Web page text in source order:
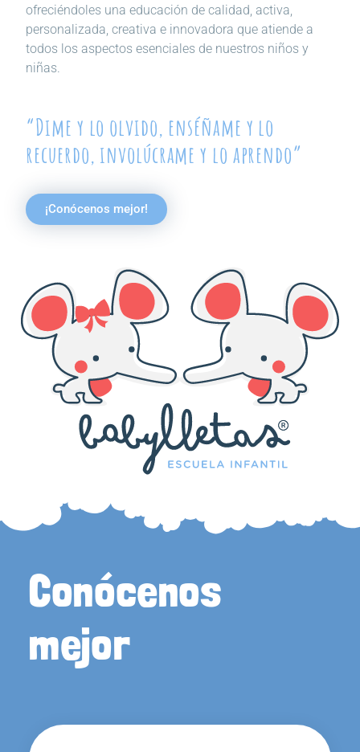
ofreciéndoles una educación de calidad, activa,
personalizada, creativa e innovadora que atiende a
todos los aspectos esenciales de nuestros niños y
niñas.
“Dime y lo olvido, enséñame y lo
recuerdo, involúcrame y lo aprendo”
¡Conócenos mejor!
Conócenos
mejor